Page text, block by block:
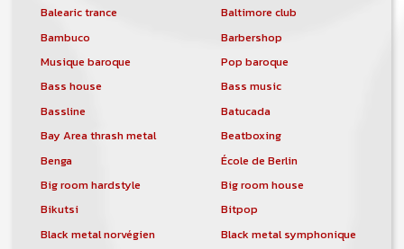
Balearic trance
Baltimore club
Bambuco
Barbershop
Musique baroque
Pop baroque
Bass house
Bass music
Bassline
Batucada
Bay Area thrash metal
Beatboxing
Benga
École de Berlin
Big room hardstyle
Big room house
Bikutsi
Bitpop
Black metal norvégien
Black metal symphonique